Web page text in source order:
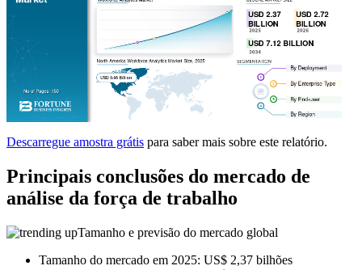
Descarregue amostra grátis para saber mais sobre este relatório.
Principais conclusões do mercado de
análise da força de trabalho
Tamanho e previsão do mercado global
Tamanho do mercado em 2025: US$ 2,37 bilhões